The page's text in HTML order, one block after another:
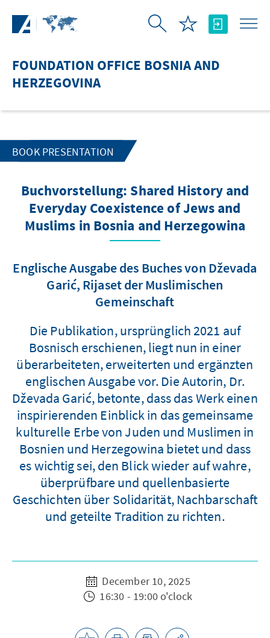
FOUNDATION OFFICE BOSNIA AND
HERZEGOVINA
BOOK PRESENTATION
Buchvorstellung: Shared History and
Everyday Coexistence of Jews and
Muslims in Bosnia and Herzegowina
Englische Ausgabe des Buches von Dževada
Garić, Rijaset der Muslimischen
Gemeinschaft
Die Publikation, ursprünglich 2021 auf
Bosnisch erschienen, liegt nun in einer
überarbeiteten, erweiterten und ergänzten
englischen Ausgabe vor. Die Autorin, Dr.
Dževada Garić, betonte, dass das Werk einen
inspirierenden Einblick in das gemeinsame
kulturelle Erbe von Juden und Muslimen in
Bosnien und Herzegowina bietet und dass
es wichtig sei, den Blick wieder auf wahre,
überprüfbare und quellenbasierte
Geschichten über Solidarität, Nachbarschaft
und geteilte Tradition zu richten.
December 10, 2025
16:30 - 19:00 o'clock